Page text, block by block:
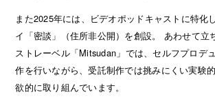
また2025年には、ビデオポッドキャストに特化
イ「密談」（住所非公開）を創設。 あわせて立ち上げたポッドキャ
ストレーベル「Mitsudan」では、セルフプロデ
作を行いながら、受託制作では挑みにくい実験
欲的に取り組んでいます。